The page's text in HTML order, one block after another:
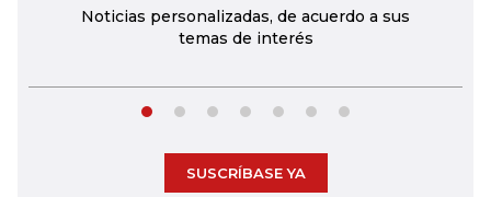
Noticias personalizadas, de acuerdo a sus
temas de interés
SUSCRÍBASE YA